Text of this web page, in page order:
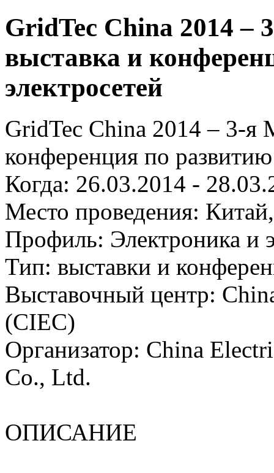
GridTec China 2014 –
выставка и
электросетей
GridTec China 2014 – 3-я
конференция по развитию
Когда: 26.03.2014 -
Место проведения:
Профиль: Электроника и
Тип: выставки и
Выставочный центр:
(CIEC)
Организатор: China
Co., Ltd.
ОПИСАНИЕ